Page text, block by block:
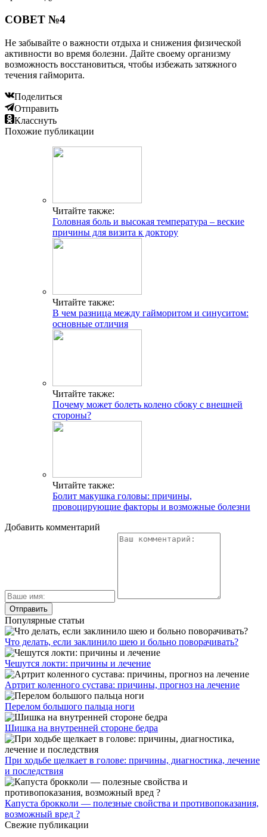
СОВЕТ №4
Не забывайте о важности отдыха и снижения физической
активности во время болезни. Дайте своему организму
возможность восстановиться, чтобы избежать затяжного
течения гайморита.
Поделиться
Отправить
Класснуть
Похожие публикации
Читайте также:
Головная боль и высокая температура – веские
причины для визита к доктору
Читайте также:
В чем разница между гайморитом и синуситом:
основные отличия
Читайте также:
Почему может болеть колено сбоку с внешней
стороны?
Читайте также:
Болит макушка головы: причины,
провоцирующие факторы и возможные болезни
Добавить комментарий
Популярные статьи
Что делать, если заклинило шею и больно поворачивать?
Чешутся локти: причины и лечение
Артрит коленного сустава: причины, прогноз на лечение
Перелом большого пальца ноги
Шишка на внутренней стороне бедра
При ходьбе щелкает в голове: причины, диагностика, лечение
и последствия
Капуста брокколи — полезные свойства и противопоказания,
возможный вред ?
Свежие публикации